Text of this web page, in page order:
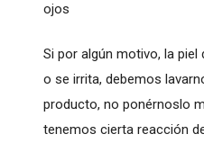
ojos
Si por algún motivo, la
o se irrita, debemos
producto, no ponérnoslo
tenemos cierta reacción